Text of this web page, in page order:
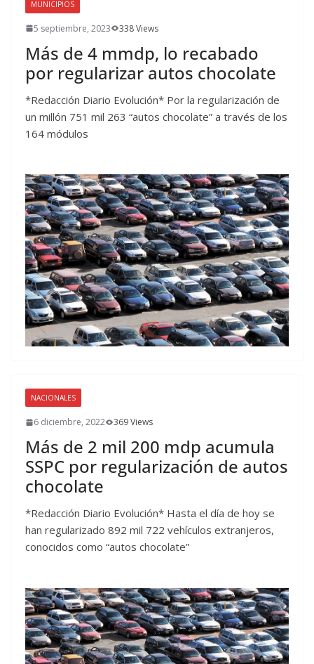
MUNICIPIOS
5 septiembre, 2023 338 Views
Más de 4 mmdp, lo recabado
por regularizar autos chocolate
*Redacción Diario Evolución* Por la regularización de
un millón 751 mil 263 “autos chocolate” a través de los
164 módulos
NACIONALES
6 diciembre, 2022 369 Views
Más de 2 mil 200 mdp acumula
SSPC por regularización de autos
chocolate
*Redacción Diario Evolución* Hasta el día de hoy se
han regularizado 892 mil 722 vehículos extranjeros,
conocidos como “autos chocolate”